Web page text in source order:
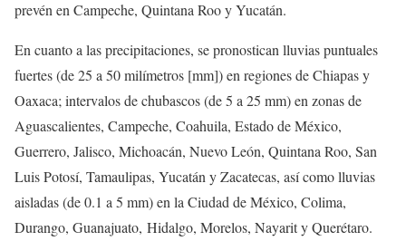
prevén en Campeche, Quintana Roo y Yucatán.
En cuanto a las precipitaciones, se pronostican lluvias puntuales
fuertes (de 25 a 50 milímetros [mm]) en regiones de Chiapas y
Oaxaca; intervalos de chubascos (de 5 a 25 mm) en zonas de
Aguascalientes, Campeche, Coahuila, Estado de México,
Guerrero, Jalisco, Michoacán, Nuevo León, Quintana Roo, San
Luis Potosí, Tamaulipas, Yucatán y Zacatecas, así como lluvias
aisladas (de 0.1 a 5 mm) en la Ciudad de México, Colima,
Durango, Guanajuato, Hidalgo, Morelos, Nayarit y Querétaro.